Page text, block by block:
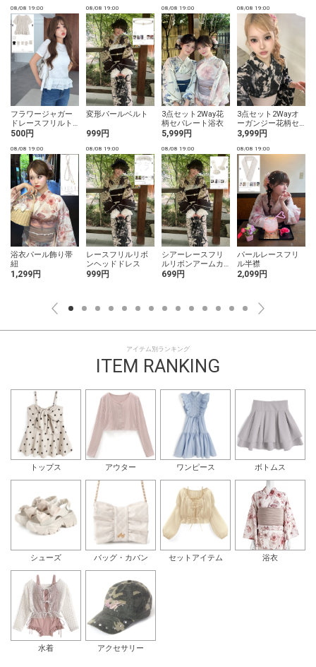
08/08 19:00
フラワージャガー
ドレースフリルト
ップス
500円
08/08 19:00
変形パールベルト
999円
08/08 19:00
3点セット2Way花
柄セパレート浴衣
5,999円
08/08 19:00
3点セット2Wayオ
ーガンジー花柄セ
パレート浴衣
3,999円
08/08 19:00
浴衣パール飾り帯
紐
1,299円
08/08 19:00
レースフリルリボ
ンヘッドドレス
999円
08/08 19:00
シアーレースフリ
ルリボンアームカ
バー
699円
08/08 19:00
パールレースフリ
ル半襟
2,099円
アイテム別ランキング
ITEM RANKING
トップス アウター ワンピース ボトムス
シューズ バッグ・カバン セットアイテム 浴衣
水着 アクセサリー